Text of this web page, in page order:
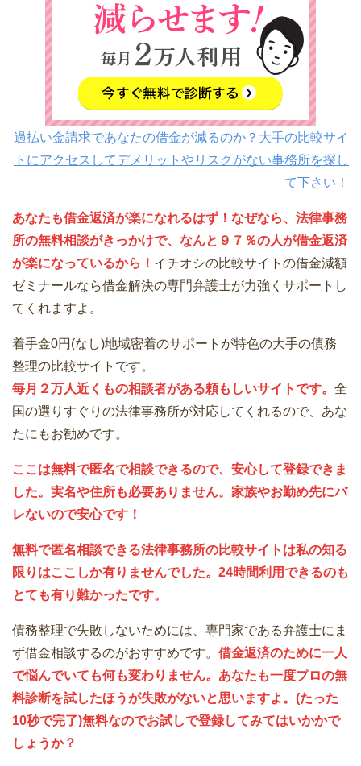
過払い金請求であなたの借金が減るのか？大手の比較サイ
トにアクセスしてデメリットやリスクがない事務所を探し
て下さい！
あなたも借金返済が楽になれるはず！なぜなら、法律事務
所の無料相談がきっかけで、なんと９７％の人が借金返済
が楽になっているから！ イチオシの比較サイトの借金減額
ゼミナールなら借金解決の専門弁護士が力強くサポートし
てくれますよ。
着手金0円(なし)地域密着のサポートが特色の大手の債務
整理の比較サイトです。
毎月２万人近くもの相談者がある頼もしいサイトです。 全
国の選りすぐりの法律事務所が対応してくれるので、あな
たにもお勧めです。
ここは無料で匿名で相談できるので、安心して登録できま
した。実名や住所も必要ありません。家族やお勤め先にバ
レないので安心です！
無料で匿名相談できる法律事務所の比較サイトは私の知る
限りはここしか有りませんでした。24時間利用できるのも
とても有り難かったです。
債務整理で失敗しないためには、専門家である弁護士にま
ず借金相談するのがおすすめです。 借金返済のために一人
で悩んでいても何も変わりません。あなたも一度プロの無
料診断を試したほうが失敗がないと思いますよ。(たった
10秒で完了)無料なのでお試しで登録してみてはいかかで
しょうか？